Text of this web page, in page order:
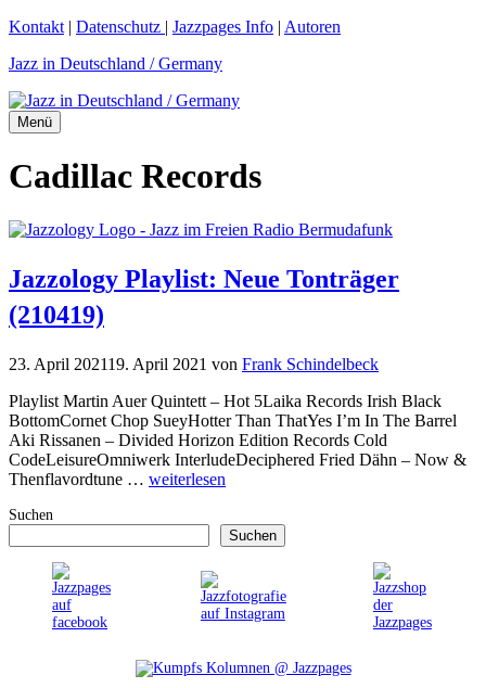
Zum
springen
Kontakt | Datenschutz | Jazzpages Info | Autoren
Jazz in Deutschland / Germany
Menü
Cadillac Records
Jazzology Playlist: Neue Tonträger
(210419)
23. April 202119. April 2021 von Frank Schindelbeck
Playlist Martin Auer Quintett – Hot 5Laika Records Irish Black
BottomCornet Chop SueyHotter Than ThatYes I’m In The Barrel
Aki Rissanen – Divided Horizon Edition Records Cold
CodeLeisureOmniwerk InterludeDeciphered Fried Dähn – Now &
Thenflavordtune … weiterlesen
Suchen
Suchen